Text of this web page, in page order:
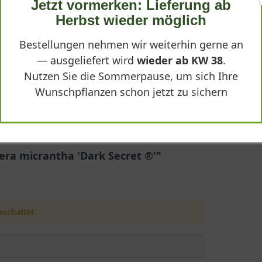
micrantha 'Dark Secret ®', ist eine bemerkenswerte Staude,
Gattung, die vor allem durch ihr dekoratives Blattwerk
micrantha 'Dark Secret ®'"
Jetzt vormerken: Lieferung ab
Herbst wieder möglich
Bestellungen nehmen wir weiterhin gerne an
— ausgeliefert wird wieder ab KW 38.
Nutzen Sie die Sommerpause, um sich Ihre
Wunschpflanzen schon jetzt zu sichern